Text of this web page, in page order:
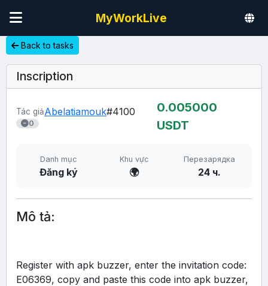
MyWorkLive
Back to tasks
Inscription
Tác giảAbelatiamouk#4100
0
0.005000
USDT
Danh mục
Đăng ký
Khu vực
🌍
Перезарядка
24 ч.
Mô tả:
Register with apk buzzer, enter the invitation code:
E06369, copy and paste this code into apk buzzer,